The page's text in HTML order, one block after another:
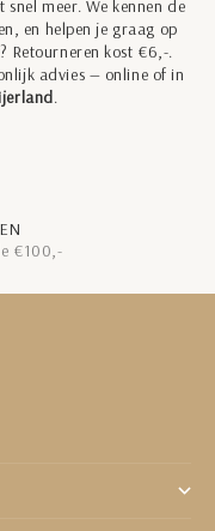
meer. We kennen de
en helpen je graag op
Retourneren kost €6,-.
advies — online of in
.
€100,-